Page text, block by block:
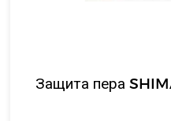
Защита пера